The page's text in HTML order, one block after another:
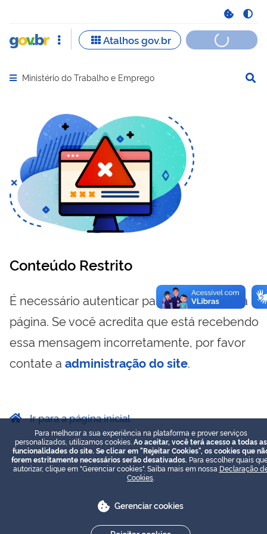
Abrir menu principal de navegação
Ministério do Trabalho e Emprego
Conteúdo Restrito
É necessário autenticar para visualizar essa
página. Se você acredita que está recebendo
essa mensagem incorretamente, por favor
contate a administração do site.
Ir para a página inicial
Para melhorar a sua experiência na plataforma e prover serviços
personalizados, utilizamos cookies. Ao aceitar, você terá acesso a todas as
funcionalidades do site. Se clicar em "Rejeitar Cookies", os cookies que
forem estritamente necessários serão desativados. Para escolher quais
autorizar, clique em "Gerenciar cookies". Saiba mais em nossa Declaração
Cookies
Gerenciar cookies